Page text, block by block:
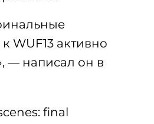
WUF13 активно
— написал он в
final